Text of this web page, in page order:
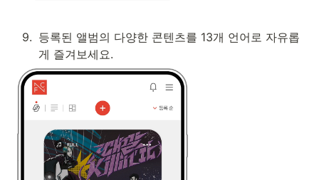
9. 등록된 앨범의 다양한 콘텐츠를 13개 언어로 자유롭
게 즐겨보세요.